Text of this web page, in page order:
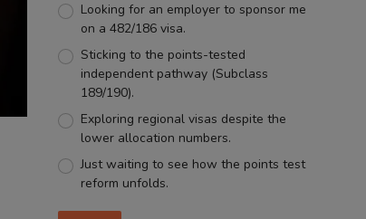
Looking for an employer to sponsor me
on a 482/186 visa.
Sticking to the points-tested
independent pathway (Subclass
189/190).
Exploring regional visas despite the
lower allocation numbers.
Just waiting to see how the points test
reform unfolds.